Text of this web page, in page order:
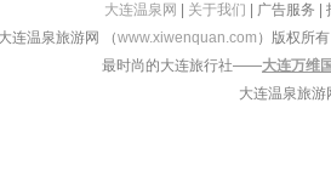
大连温泉网 关于我们 | 广告服务 |
大连温泉旅游网 （www.xiwenquan.com ）版权所
最时尚的大连旅行社——大连万维
大连温泉旅